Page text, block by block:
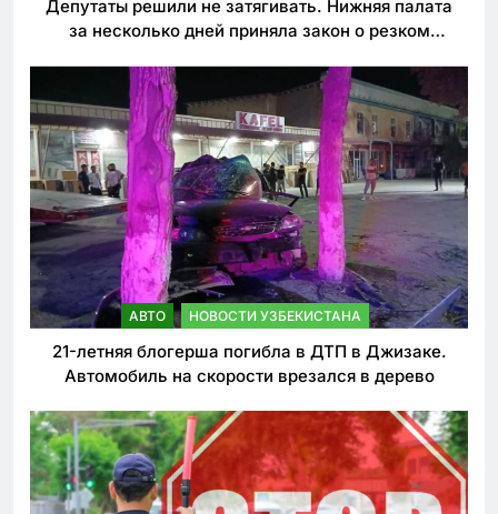
Депутаты решили не затягивать. Нижняя палата
за несколько дней приняла закон о резком
АВТО НОВОСТИ УЗБЕКИСТАНА
21-летняя блогерша погибла в ДТП в Джизаке.
Автомобиль на скорости врезался в дерево